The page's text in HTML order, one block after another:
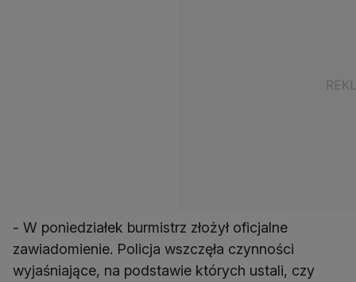
- W poniedziałek burmistrz złożył oficjalne
zawiadomienie. Policja wszczęła czynności
wyjaśniające, na podstawie których ustali, czy